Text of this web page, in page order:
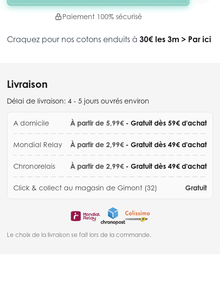
Paiement 100% sécurisé
Craquez pour nos cotons enduits à 30€ les 3m > Par ici
Livraison
Délai de livraison: 4 - 5 jours ouvrés environ
A domicile À partir de 5,99€ - Gratuit dès 59€ d'achat
Mondial Relay À partir de 2,99€ - Gratuit dès 49€ d'achat
Chronorelais À partir de 2,99€ - Gratuit dès 49€ d'achat
Click & collect au magasin de Gimont (32) Gratuit
Le choix de la livraison se fait lors de la commande.